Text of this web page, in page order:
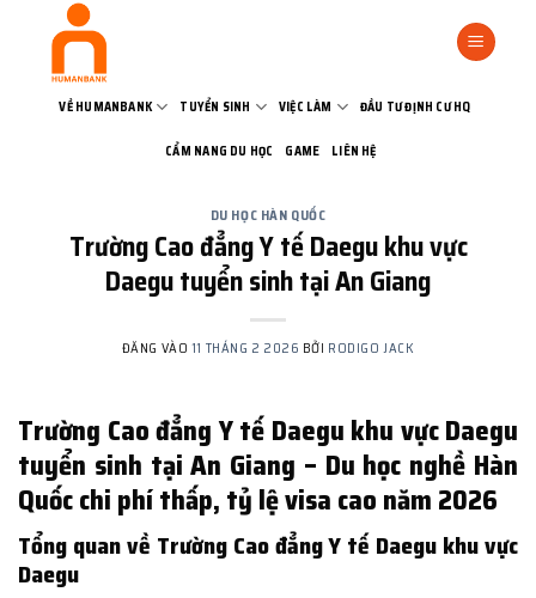
VỀ HUMANBANK TUYỂN SINH VIỆC LÀM ĐẦU TƯ ĐỊNH CƯ HQ
CẨM NANG DU HỌC GAME LIÊN HỆ
DU HỌC HÀN QUỐC
Trường Cao đẳng Y tế Daegu khu vực
Daegu tuyển sinh tại An Giang
ĐĂNG VÀO 11 THÁNG 2 2026 BỞI RODIGO JACK
Trường Cao đẳng Y tế Daegu khu vực Daegu
tuyển sinh tại An Giang – Du học nghề Hàn
Quốc chi phí thấp, tỷ lệ visa cao năm 2026
Tổng quan về Trường Cao đẳng Y tế Daegu khu vực
Daegu